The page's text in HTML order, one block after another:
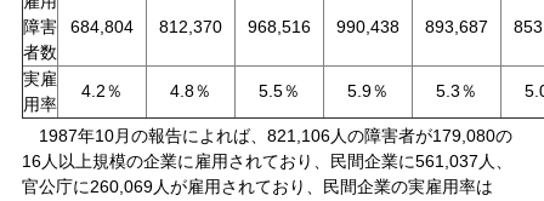
障害
者数
684,804 812,370 968,516 990,438 893,687
実雇
用率
4.2％ 4.8％ 5.5％ 5.9％ 5.3％
1987年10月の報告によれば、821,106人の障害者が179,080の
16人以上規模の企業に雇用されており、民間企業に561,037人、
官公庁に260,069人が雇用されており、民間企業の実雇用率は